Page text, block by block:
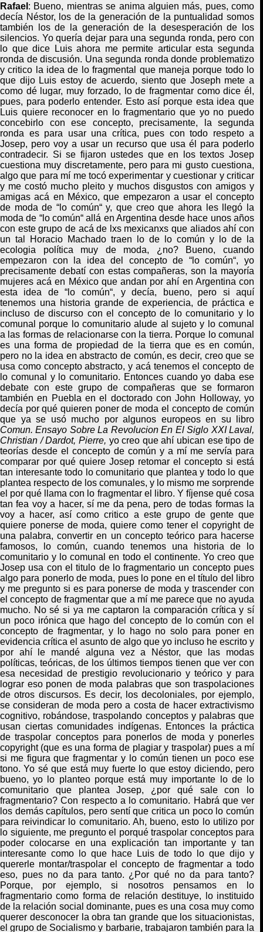
Rafael : Bueno, mientras se anima alguien más, pues, como
decía Néstor, los de la generación de la puntualidad somos
también los de la generación de la desesperación de los
silencios. Yo quería dejar para una segunda ronda, pero con
lo que dice Luis ahora me permite articular esta segunda
ronda de discusión. Una segunda ronda donde problematizo
y critico la idea de lo fragmental que maneja porque todo lo
que dijo Luis estoy de acuerdo, siento que Joseph mete a
como dé lugar, muy forzado, lo de fragmentar como dice él,
pues, para poderlo entender. Esto así porque esta idea que
Luis quiere reconocer en lo fragmentario que yo no puedo
concebirlo con ese concepto, precisamente, la segunda
ronda es para usar una crítica, pues con todo respeto a
Josep, pero voy a usar un recurso que usa él para poderlo
contradecir. Si se fijaron ustedes que en los textos Josep
cuestiona muy discretamente, pero para mi gusto cuestiona,
algo que para mí me tocó experimentar y cuestionar y criticar
y me costó mucho pleito y muchos disgustos con amigos y
amigas acá en México, que empezaron a usar el concepto
de moda de “ lo común“y, que creo que ahora les llegó la
moda de “lo común“allá en Argentina desde hace unos años
con este grupo de acá de lxs mexicanxs que aliados ahí con
un tal Horacio Machado traen lo de lo común y lo de la
ecologia política muy de moda, ¿no? Bueno, cuando
empezaron con la idea del concepto de “lo común“, yo
precisamente debatí con estas compañeras,son la mayoría
mujeres acá en México que andan por ahí en Argentina con
esta idea de“ lo común“, y decía, bueno, pero si aquí
tenemos una historia grande de experiencia, de práctica e
incluso de discurso con el concepto de lo comunitario y lo
comunal porque lo comunitario alude al sujeto y lo comunal
a las formas de relacionarse con la tierra. Porque lo comunal
es una forma de propiedad de la tierra que es en común,
pero no la idea en abstracto de común, es decir, creo que se
usa como concepto abstracto, y acá tenemos el concepto de
lo comunal y lo comunitario. Entonces cuando yo daba ese
debate con este grupo de compañeras que se formaron
también en Puebla en el doctorado con John Holloway, yo
decía por qué quieren poner de moda el concepto de común
que ya se usó mucho por algunos europeos en su libro
Comun. Ensayo Sobre La Revolucion En El Siglo XXI Laval,
Christian / Dardot, Pierre, yo creo que ahí ubican ese tipo de
teorías desde el concepto de común y a mí me servía para
comparar por qué quiere Josep retomar el concepto si está
tan interesante todo lo comunitario que plantea y todo lo que
plantea respecto de los comunales, y lo mismo me sorprende
el por qué llama con lo fragmentar el libro. Y fíjense qué cosa
tan fea voy a hacer, sí me da pena, pero de todas formas la
voy a hacer, así como critico a este grupo de gente que
quiere ponerse de moda, quiere como tener el copyright de
una palabra, convertir en un concepto teórico para hacerse
famosos, lo común, cuando tenemos una historia de lo
comunitario y lo comunal en todo el continente. Yo creo que
Josep usa con el titulo de lo fragmentario un concepto pues
algo para ponerlo de moda, pues lo pone en el título del libro
y me pregunto si es para ponerse de moda y trascender con
el concepto de fragmentar que a mí me parece que no ayuda
mucho. No sé si ya me captaron la comparación crítica y sí
un poco irónica que hago del concepto de lo común con el
concepto de fragmentar, y lo hago no solo para poner en
evidencia crítica el asunto de algo que yo incluso he escrito y
por ahí le mandé alguna vez a Néstor, que las modas
políticas, teóricas, de los últimos tiempos tienen que ver con
esa necesidad de prestigio revolucionario y teórico y para
lograr eso ponen de moda palabras que son traspolaciones
de otros discursos. Es decir, los decoloniales, por ejemplo,
se consideran de moda pero a costa de hacer extractivismo
cognitivo, robándose, traspolando conceptos y palabras que
usan ciertas comunidades indígenas. Entonces la práctica
de traspolar conceptos para ponerlos de moda y ponerles
copyright (que es una forma de plagiar y traspolar) pues a mí
si me figura que fragmentar y lo común tienen un poco ese
tono. Yo sé que está muy fuerte lo que estoy diciendo, pero
bueno, yo lo planteo porque está muy importante lo de lo
comunitario que plantea Josep, ¿por qué sale con lo
fragmentario? Con respecto a lo comunitario. Habrá que ver
los demás capítulos, pero sentí que critica un poco lo común
para reivindicar lo comunitario. Ah, bueno, esto lo utilizo por
lo siguiente, me pregunto el porqué traspolar conceptos para
poder colocarse en una explicación tan importante y tan
interesante como lo que hace Luis de todo lo que dijo y
quererle montar/traspolar el concepto de fragmentar a todo
eso, pues no da para tanto. ¿Por qué no da para tanto?
Porque, por ejemplo, si nosotros pensamos en lo
fragmentario como forma de relación destituye, lo instituido
de la relación social dominante, pues es una cosa muy como
querer desconocer la obra tan grande que los situacionistas,
el grupo de Socialismo y barbarie, trabajaron también para la